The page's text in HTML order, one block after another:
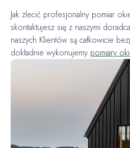
Jak zlecić profesjonalny pomiar
skontaktujesz się z naszymi
naszych Klientów są całkowicie
dokładnie wykonujemy pomiary